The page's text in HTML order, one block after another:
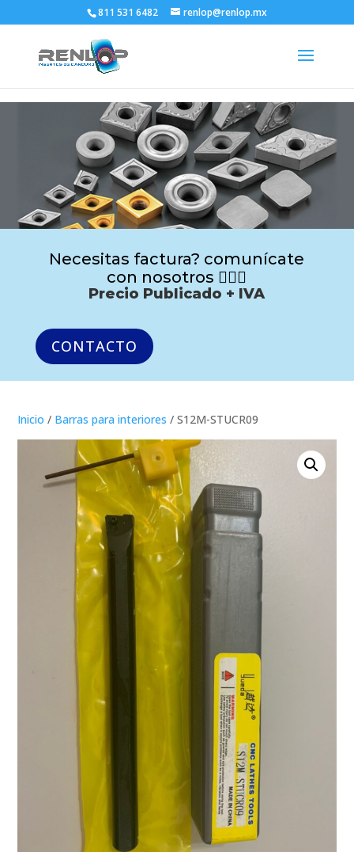
811 531 6482 renlop@renlop.mx
Necesitas factura? comunícate
con nosotros 🙋🏻‍♂️
Precio Publicado + IVA
CONTACTO
Inicio / Barras para interiores / S12M-STUCR09